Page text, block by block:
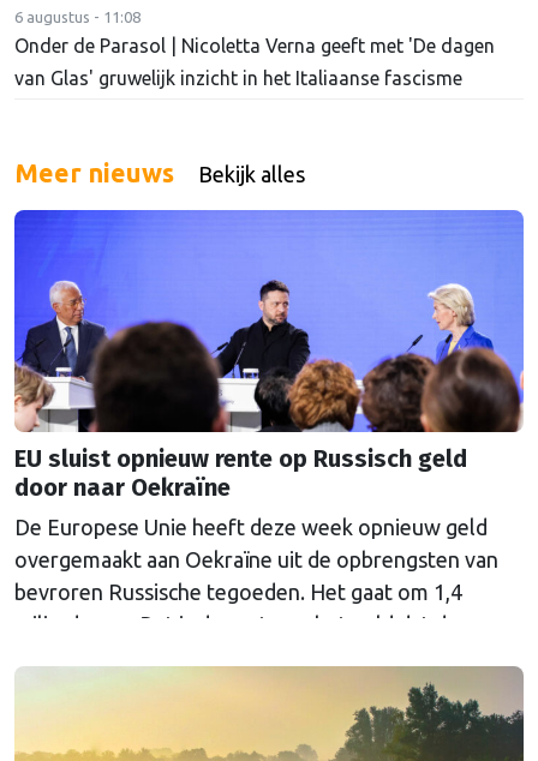
6 augustus - 11:08
Onder de Parasol | Nicoletta Verna geeft met 'De dagen
van Glas' gruwelijk inzicht in het Italiaanse fascisme
Meer nieuws Bekijk alles
EU sluist opnieuw rente op Russisch geld
door naar Oekraïne
De Europese Unie heeft deze week opnieuw geld
overgemaakt aan Oekraïne uit de opbrengsten van
bevroren Russische tegoeden. Het gaat om 1,4
miljard euro. Dat is de rente op het geld dat de
Euroclear parkeerde. De EU bevroor dat geld na de
Continued